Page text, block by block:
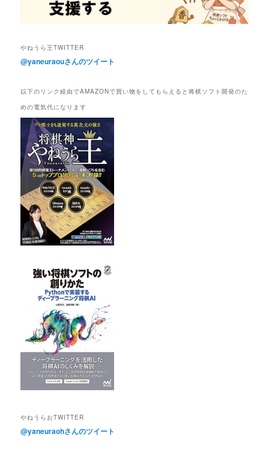
やねうら王TWITTER
@yaneuraouさんのツイート
以下のリンク経由でAMAZONで買い物をしてもらえると将棋ソフト開発のた
めの電気代になります
やねうらおTWITTER
@yaneuraohさんのツイート